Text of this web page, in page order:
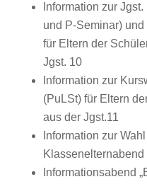
Information zur
und P-Seminar)
für Eltern der
Jgst. 10
Information zur
(PuLSt) für Eltern
aus der Jgst.11
Information zur
Klassenelternabend
Informationsabend